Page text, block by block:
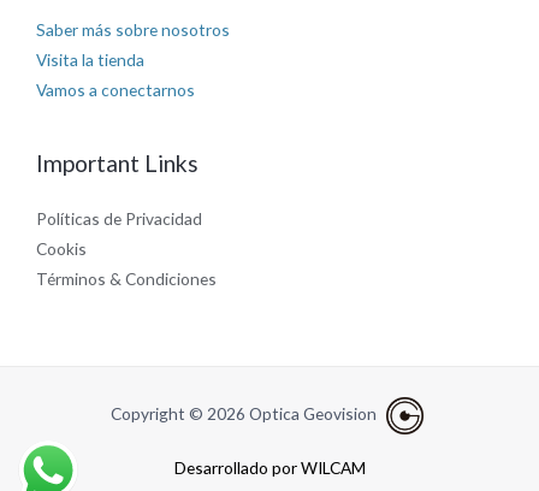
Saber más sobre nosotros
Visita la tienda
Vamos a conectarnos
Important Links
Políticas de Privacidad
Cookis
Términos & Condiciones
Copyright © 2026 Optica Geovision
Desarrollado por WILCAM